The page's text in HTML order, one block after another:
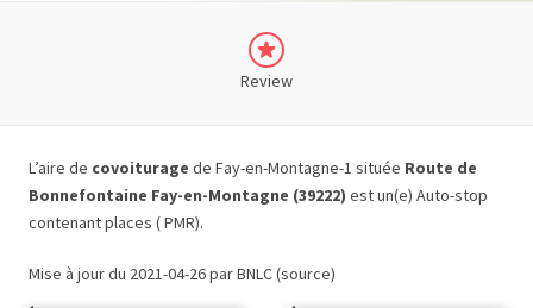
Review
L’aire de covoiturage de Fay-en-Montagne-1 située Route de
Bonnefontaine Fay-en-Montagne (39222) est un(e) Auto-stop
contenant places ( PMR).
Mise à jour du 2021-04-26 par BNLC (source)